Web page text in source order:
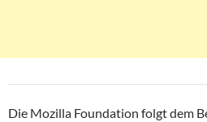
Die Mozilla Foundation folgt dem